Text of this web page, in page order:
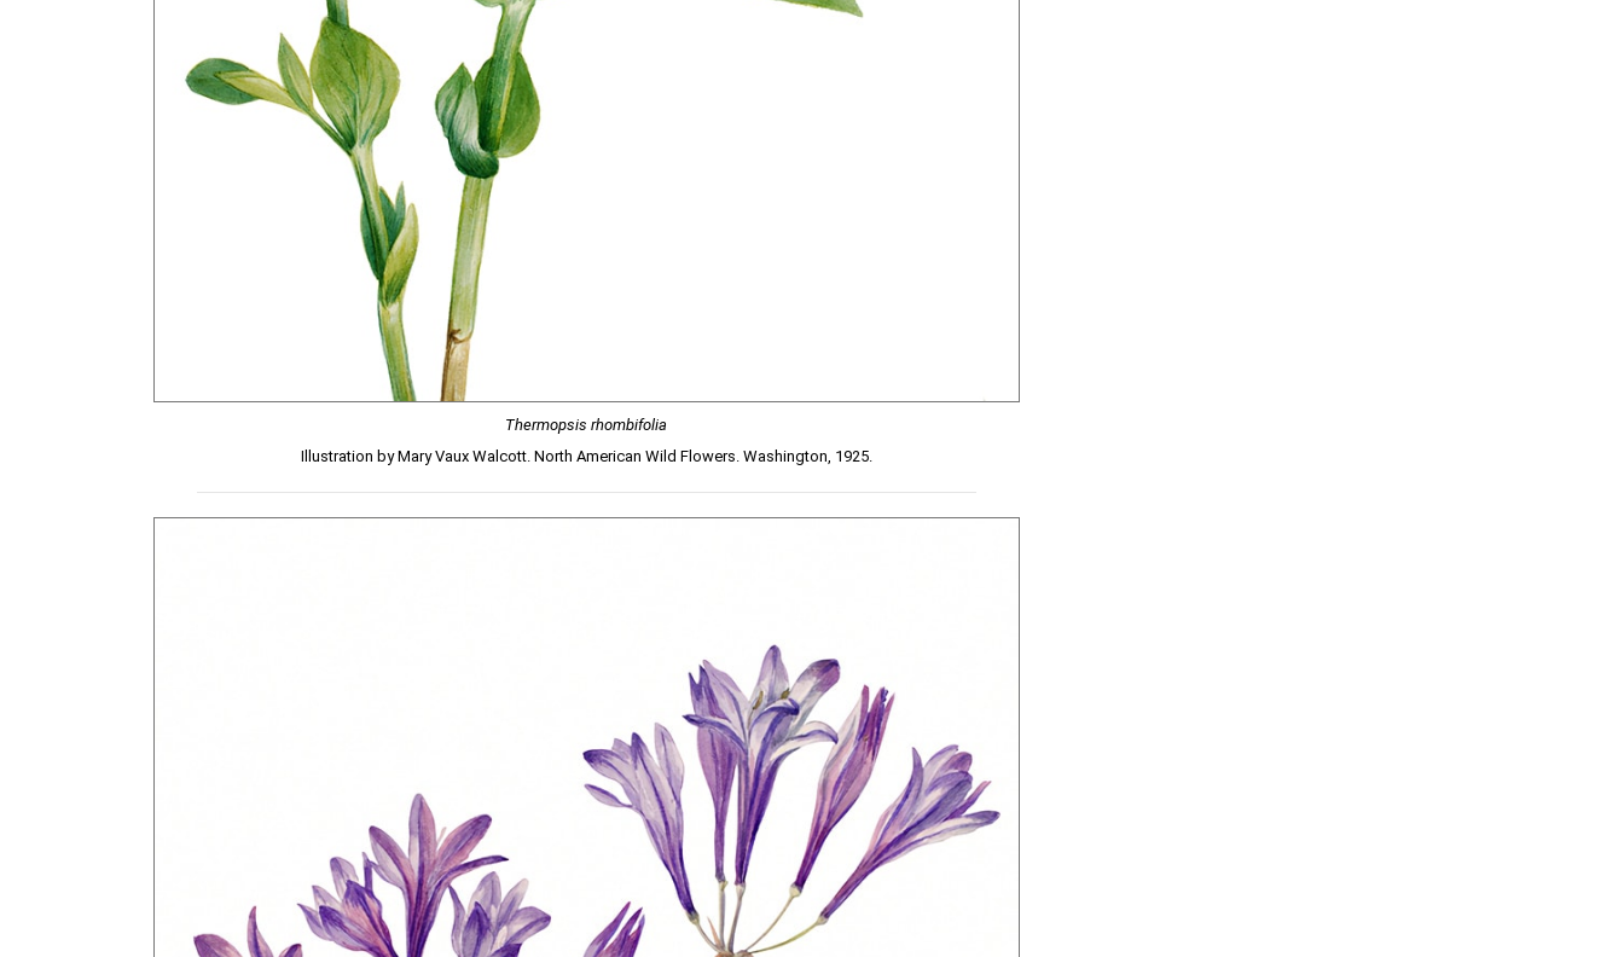
Thermopsis rhombifolia
Illustration by Mary Vaux Walcott. North American Wild Flowers. Washington, 1925.